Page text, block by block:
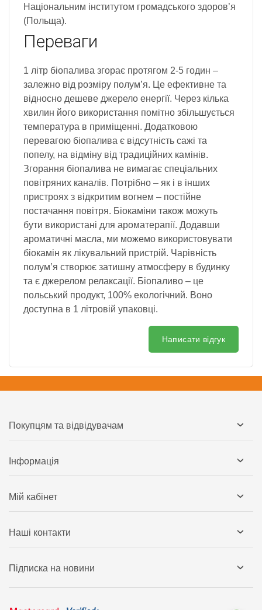
Національним інститутом громадського здоров’я
(Польща).
Переваги
1 літр біопалива згорає протягом 2-5 годин –
залежно від розміру полум’я. Це ефективне та
відносно дешеве джерело енергії. Через кілька
хвилин його використання помітно збільшується
температура в приміщенні. Додатковою
перевагою біопалива є відсутність сажі та
попелу, на відміну від традиційних камінів.
Згорання біопалива не вимагає спеціальних
повітряних каналів. Потрібно – як і в інших
пристроях з відкритим вогнем – постійне
постачання повітря. Біокаміни також можуть
бути використані для ароматерапії. Додавши
ароматичні масла, ми можемо використовувати
біокамін як лікувальний пристрій. Чарівність
полум’я створює затишну атмосферу в будинку
та є джерелом релаксації. Біопаливо – це
польський продукт, 100% екологічний. Воно
доступна в 1 літровій упаковці.
Написати відгук
Покупцям та відвідувачам
Інформація
Мій кабінет
Наші контакти
Підписка на новини